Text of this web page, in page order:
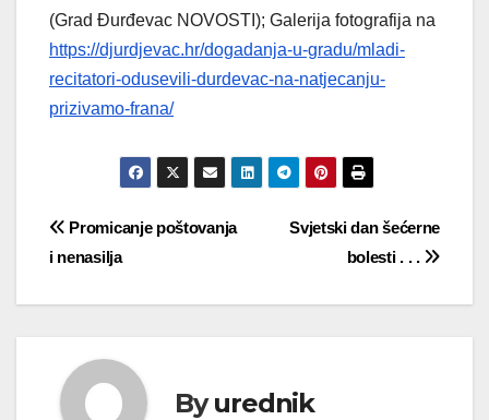
(Grad Đurđevac NOVOSTI); Galerija fotografija na
https://djurdjevac.hr/dogadanja-u-gradu/mladi-
recitatori-odusevili-durdevac-na-natjecanju-
prizivamo-frana/
Navigacija
objava
Svjetski dan šećerne
bolesti . . .
Promicanje poštovanja
i nenasilja
Byurednik